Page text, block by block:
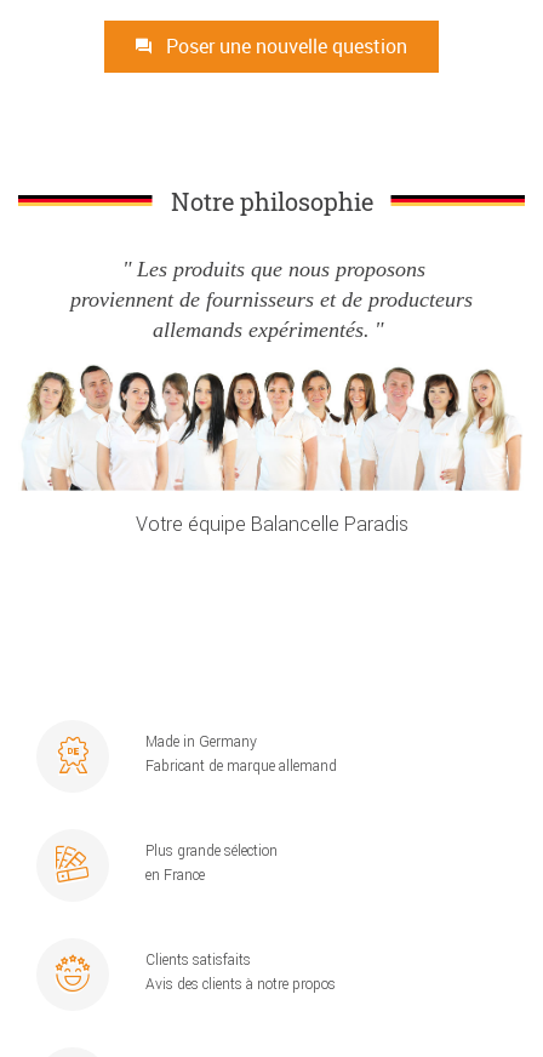
Poser une nouvelle question
Notre philosophie
Les produits que nous proposons
proviennent de fournisseurs et de producteurs
allemands expérimentés.
Votre équipe Balancelle Paradis
Made in Germany
Fabricant de marque allemand
Plus grande sélection
en France
Clients satisfaits
Avis des clients à notre propos